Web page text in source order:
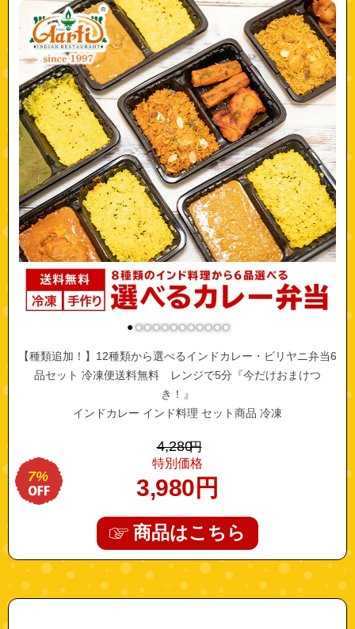
●●●●●●●●●●●●
【種類追加！】12種類から選べるインドカレー・ビリヤニ弁当6
品セット 冷凍便送料無料 レンジで5分『今だけおまけつ
き！』
インドカレー インド料理 セット商品 冷凍
4,280円
特別価格
3,980 円
7%
商品はこちら
"10005488"